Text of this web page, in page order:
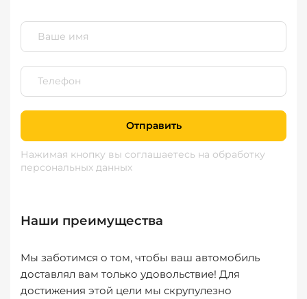
Отправить
Нажимая кнопку вы соглашаетесь на обработку
персональных данных
Наши преимущества
Мы заботимся о том, чтобы ваш автомобиль
доставлял вам только удовольствие! Для
достижения этой цели мы скрупулезно